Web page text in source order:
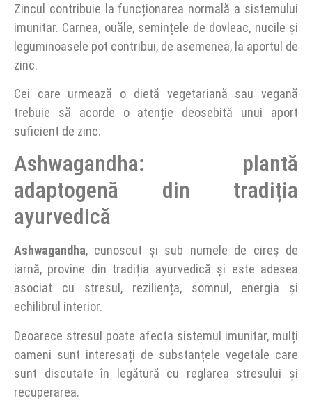
Zincul contribuie la funcționarea normală a sistemului
imunitar. Carnea, ouăle, semințele de dovleac, nucile și
leguminoasele pot contribui, de asemenea, la aportul de
zinc.
Cei care urmează o dietă vegetariană sau vegană
trebuie să acorde o atenție deosebită unui aport
suficient de zinc.
Ashwagandha: plantă
adaptogenă din tradiția
ayurvedică
Ashwagandha, cunoscut și sub numele de cireș de
iarnă, provine din tradiția ayurvedică și este adesea
asociat cu stresul, reziliența, somnul, energia și
echilibrul interior.
Deoarece stresul poate afecta sistemul imunitar, mulți
oameni sunt interesați de substanțele vegetale care
sunt discutate în legătură cu reglarea stresului și
recuperarea.